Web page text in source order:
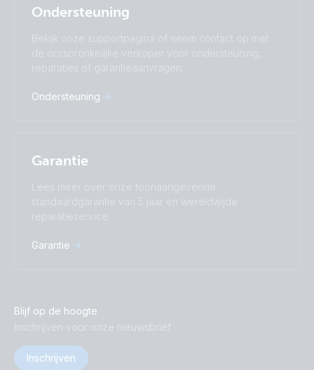
Română
Türkçe
Ελληνικά
Русский
Українська
中國人
Ondersteuning
Bekijk onze supportpagina of neem contact op met
de oorspronkelijke verkoper voor ondersteuning,
reparaties of garantieaanvragen.
Ondersteuning
Garantie
Lees meer over onze toonaangevende
standaardgarantie van 5 jaar en wereldwijde
reparatieservice.
Garantie
Blijf op de hoogte
Inschrijven voor onze nieuwsbrief
Inschrijven